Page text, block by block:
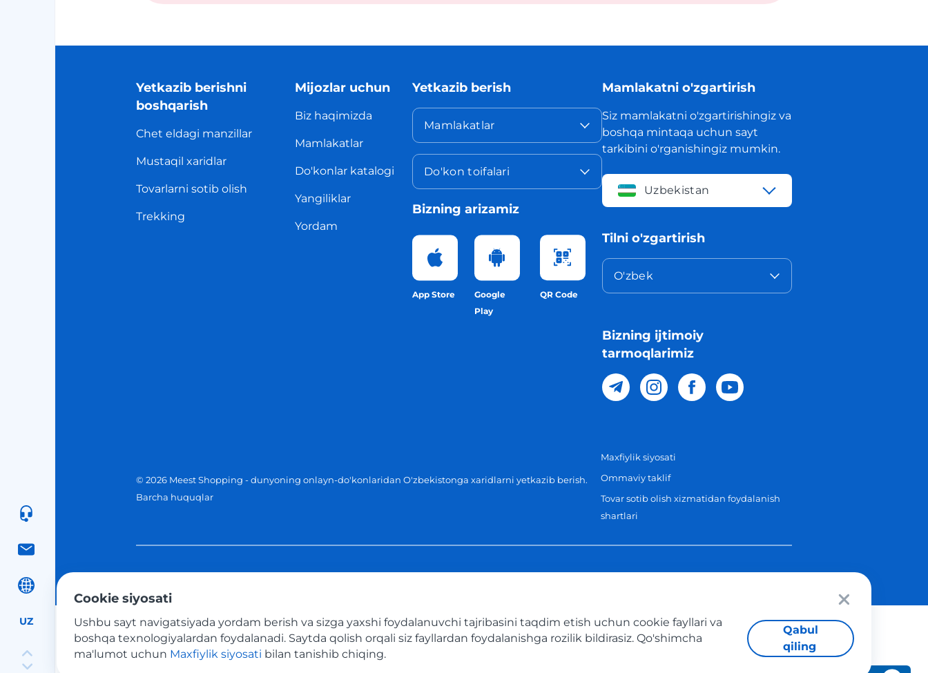
UZ
Yetkazib berishni
boshqarish
Chet eldagi manzillar
Mustaqil xaridlar
Tovarlarni sotib olish
Trekking
Mijozlar uchun
Biz haqimizda
Mamlakatlar
Do'konlar katalogi
Yangiliklar
Yordam
Yetkazib berish
Mamlakatlar
Do'kon toifalari
Bizning arizamiz
App Store
Google
Play
QR Code
Mamlakatni o'zgartirish
Siz mamlakatni o'zgartirishingiz va
boshqa mintaqa uchun sayt
tarkibini o'rganishingiz mumkin.
Uzbekistan
Tilni o'zgartirish
O'zbek
Bizning ijtimoiy
tarmoqlarimiz
© 2026 Meest Shopping - dunyoning onlayn-do'konlaridan O'zbekistonga xaridlarni yetkazib berish.
Barcha huquqlar
Maxfiylik siyosati
Ommaviy taklif
Tovar sotib olish xizmatidan foydalanish
shartlari
Platijni tizimlar
Cookie siyosati
Ushbu sayt navigatsiyada yordam berish va sizga yaxshi foydalanuvchi tajribasini taqdim etish uchun cookie fayllari va
boshqa texnologiyalardan foydalanadi. Saytda qolish orqali siz fayllardan foydalanishga rozilik bildirasiz. Qo'shimcha
ma'lumot uchun Maxfiylik siyosati bilan tanishib chiqing.
Qabul
qiling